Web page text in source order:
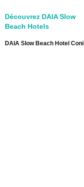
Découvrez DAIA Slow
Beach Hotels
DAIA Slow Beach Hotel Conil